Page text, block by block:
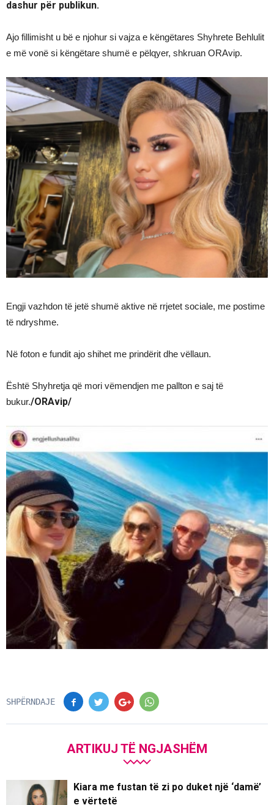
dashur për publikun.
Ajo fillimisht u bë e njohur si vajza e këngëtares Shyhrete Behlulit
e më vonë si këngëtare shumë e pëlqyer, shkruan ORAvip.
Engji vazhdon të jetë shumë aktive në rrjetet sociale, me postime
të ndryshme.
Në foton e fundit ajo shihet me prindërit dhe vëllaun.
Është Shyhretja që mori vëmendjen me pallton e saj të
bukur./ORAvip/
SHPËRNDAJE
ARTIKUJ TË NGJASHËM
Kiara me fustan të zi po duket një ‘damë’
e vërtetë